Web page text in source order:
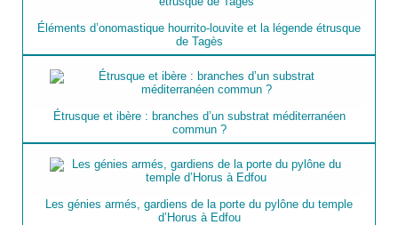
Éléments d’onomastique hourrito-louvite et la légende étrusque
de Tagès
Étrusque et ibère : branches d’un substrat méditerranéen
commun ?
Les génies armés, gardiens de la porte du pylône du temple
d’Horus à Edfou